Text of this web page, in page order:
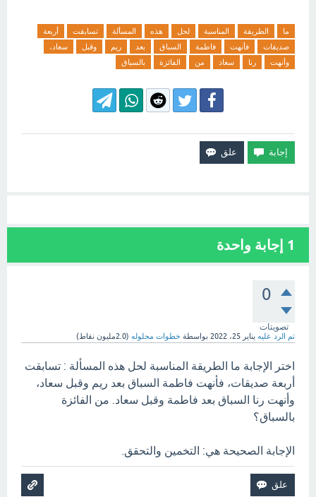
ما الطريقة المناسبة لحل هذه المسألة تسابقت
أربعة
صديقات
فأنهت فاطمة السباق بعد ريم وقبل
سعاد،
وأنهت
رنا سعاد من الفائزة بالسباق
1 إجابة واحدة
0
تصويتات
تم الرد عليه يناير 25، 2022 بواسطة خطوات محلوله (2.0مليون نقاط)
اختر الإجابة ما الطريقة المناسبة لحل هذه المسألة : تسابقت
أربعة صديقات، فأنهت فاطمة السباق بعد ريم وقبل سعاد،
وأنهت رنا السباق بعد فاطمة وقبل سعاد. من الفائزة
بالسباق؟
الإجابة الصحيحة هي: التخمين والتحقق.